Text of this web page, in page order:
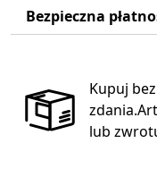
Bezpieczna
Kupuj
lub